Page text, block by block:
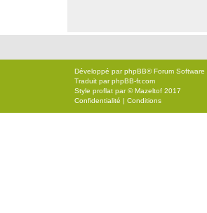
Développé parphpBB® Forum
Traduit parphpBB-fr.com
Style proflat par ©Mazeltof 2017
Confidentialité | Conditions